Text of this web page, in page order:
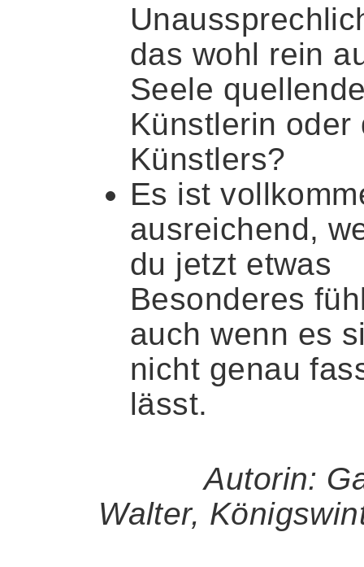
das wohl rein
Seele
Künstlerin oder
Künstlers?
Es ist
ausreichend,
du jetzt etwas
Besonderes
auch wenn es
nicht genau
lässt.
Autorin:
Walter,